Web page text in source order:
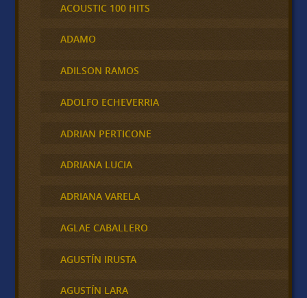
ACOUSTIC 100 HITS
ADAMO
ADILSON RAMOS
ADOLFO ECHEVERRIA
ADRIAN PERTICONE
ADRIANA LUCIA
ADRIANA VARELA
AGLAE CABALLERO
AGUSTÍN IRUSTA
AGUSTÍN LARA